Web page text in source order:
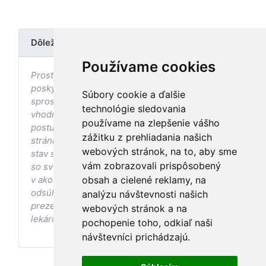
Používame cookies
Súbory cookie a ďalšie
technológie sledovania
používame na zlepšenie vášho
zážitku z prehliadania našich
webových stránok, na to, aby sme
vám zobrazovali prispôsobený
obsah a cielené reklamy, na
analýzu návštevnosti našich
webových stránok a na
pochopenie toho, odkiaľ naši
návštevníci prichádzajú.
Dôležité upozornenie
Prostredníctvom stránky nedochádza k
poskytovaniu zdravotnej starostlivosti, ani k jej
sprostredkovaniu, ani k jej nahrádzaniu. O
vhodných postupoch v oblasti zdravia, vhodnosti
postupov a odporúčaní prezentovaných na
stránke s ohľadom na Váš zdravotný
stav sa pred ich aplikáciou vždy vopred poraďte
so svojím ošetrujúcim lekárom, a to najmä ak ste
v akomkoľvek štádiu tehotenstva. Bez
odsúhlasenia postupov a odporúčaní
prezentovaných na stránke Vaším ošetrujúcim
lekárom tieto postupy a odporúčania neaplikujte.